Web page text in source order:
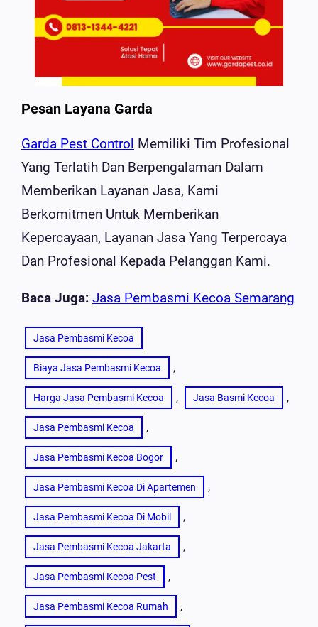
Pesan Layana Garda
Garda Pest Control Memiliki Tim Profesional
Yang Terlatih Dan Berpengalaman Dalam
Memberikan Layanan Jasa, Kami
Berkomitmen Untuk Memberikan
Kepercayaan, Layanan Jasa Yang Terpercaya
Dan Profesional Kepada Pelanggan Kami.
Baca Juga: Jasa Pembasmi Kecoa Semarang
Jasa Pembasmi Kecoa
Biaya Jasa Pembasmi Kecoa ,
Harga Jasa Pembasmi Kecoa , Jasa Basmi Kecoa ,
Jasa Pembasmi Kecoa ,
Jasa Pembasmi Kecoa Bogor ,
Jasa Pembasmi Kecoa Di Apartemen ,
Jasa Pembasmi Kecoa Di Mobil ,
Jasa Pembasmi Kecoa Jakarta ,
Jasa Pembasmi Kecoa Pest ,
Jasa Pembasmi Kecoa Rumah ,